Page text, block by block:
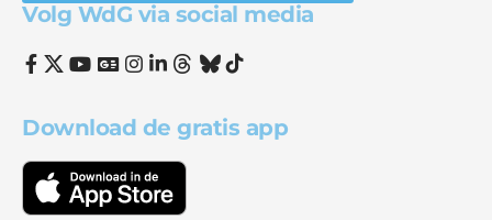
Volg WdG via social media
Download de gratis app